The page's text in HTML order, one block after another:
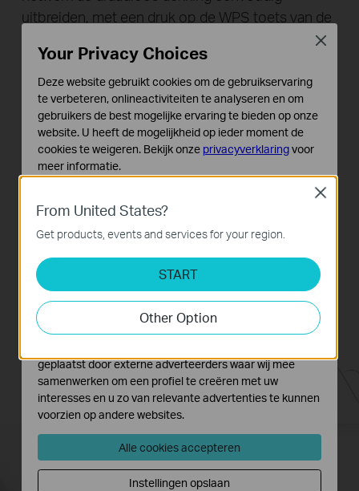
uitbreiden, met een druk op de WPS toets van de
router, gevolgd door de Range Extender toets op
de TL-WA850RE, of andersom. Door de
verbindtoets nogmaals in te drukken, wordt snel
een beveiligde verbinding met client-apparaten
tot stand gebracht.
From United States?
Get products, events and services for your region.
START
Other Option
Close
Your Privacy Choices
Deze website gebruikt cookies om de gebruikservaring
te verbeteren, onlineactiviteiten te analyseren en om
gebruikers de best mogelijke ervaring te bieden op onze
website. U heeft de mogelijkheid op ieder moment de
cookies te weigeren. Bekijk onze privacyverklaringvoor
meer informatie.
Deze cookies zijn noodzakelijk voor de werking van de
website en kunnen niet worden uitgeschakeld.
Analyse en Marketing Cookies
Cookies voor analyse geven ons de mogelijkheid uw
activiteiten op onze website te volgen en zo de
functionaliteit van de website aan te passen en te
verbeteren.
geplaatst door externe adverteerders waar wij mee
samenwerken om een profiel te creëren met uw
interesses en u zo van relevante advertenties te kunnen
voorzien op andere websites.
Alle cookies accepteren
Instellingen opslaan
Close